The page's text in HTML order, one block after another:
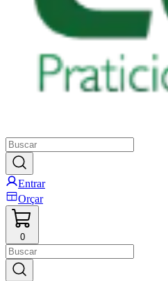
Entrar
Orçar
0